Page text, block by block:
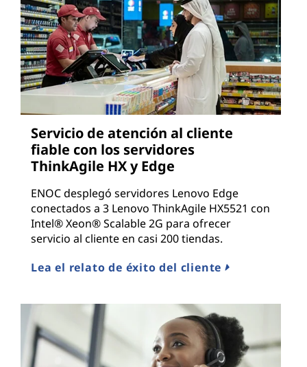
Servicio de atención al cliente
fiable con los servidores
ThinkAgile HX y Edge
ENOC desplegó servidores Lenovo Edge
conectados a 3 Lenovo ThinkAgile HX5521 con
Intel® Xeon® Scalable 2G para ofrecer
servicio al cliente en casi 200 tiendas.
Lea el relato de éxito del cliente